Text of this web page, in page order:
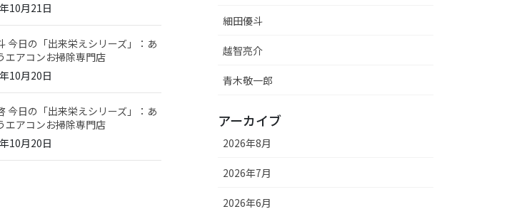
10月21日
今日の「出来栄えシリーズ」：あ
エアコンお掃除専門店
10月20日
今日の「出来栄えシリーズ」：あ
エアコンお掃除専門店
10月20日
細田優斗
越智亮介
青木敬一郎
アーカイブ
2026年8月
2026年7月
2026年6月